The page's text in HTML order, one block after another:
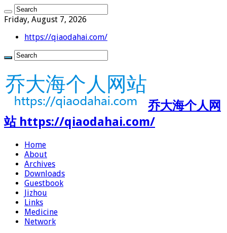
Friday, August 7, 2026
https://qiaodahai.com/
乔大海个人网
站 https://qiaodahai.com/
Home
About
Archives
Downloads
Guestbook
Jizhou
Links
Medicine
Network